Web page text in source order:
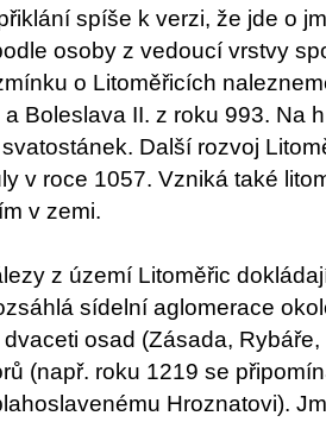
spíše k verzi, že jde o
osoby z vedoucí vrstvy
o Litoměřicích
Boleslava II. z roku 993. Na
Další rozvoj
v roce 1057. Vzniká také
v zemi.
z území Litoměřic
sídelní aglomerace
osad (Zásada,
(např. roku 1219 se
Hroznatovi).